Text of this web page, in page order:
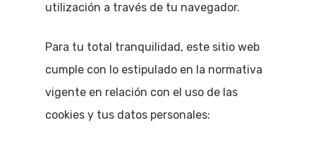
utilización a través de tu navegador.
Para tu total tranquilidad, este sitio web
cumple con lo estipulado en la normativa
vigente en relación con el uso de las
cookies y tus datos personales: